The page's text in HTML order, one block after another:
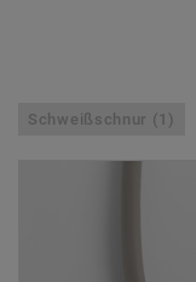
Schweißschnur (1)